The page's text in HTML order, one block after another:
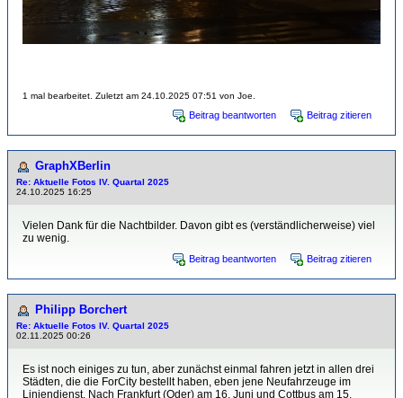
1 mal bearbeitet. Zuletzt am 24.10.2025 07:51 von Joe.
Beitrag beantworten Beitrag zitieren
GraphXBerlin
Re: Aktuelle Fotos IV. Quartal 2025
24.10.2025 16:25
Vielen Dank für die Nachtbilder. Davon gibt es (verständlicherweise) viel
zu wenig.
Beitrag beantworten Beitrag zitieren
Philipp Borchert
Re: Aktuelle Fotos IV. Quartal 2025
02.11.2025 00:26
Es ist noch einiges zu tun, aber zunächst einmal fahren jetzt in allen drei
Städten, die die ForCity bestellt haben, eben jene Neufahrzeuge im
Liniendienst. Nach Frankfurt (Oder) am 16. Juni und Cottbus am 15.